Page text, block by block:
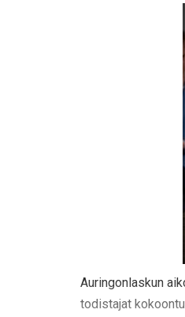
Auringonlaskun
todistajat